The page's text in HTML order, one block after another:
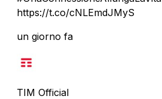
https://t.co/cNLEmdJMyS
un giorno fa
TIM Official